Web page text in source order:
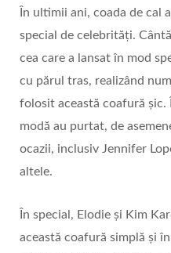
În ultimii ani, coada de cal
special de celebrități.
cea care a lansat în mod
cu părul tras, realizând
folosit această coafură șic.
modă au purtat, de
ocazii, inclusiv Jennifer
altele.
În special, Elodie și Kim
această coafură simplă și